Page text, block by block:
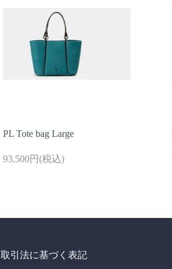
PL Tote bag Large
93,500円(税込)
引法に基づく表記